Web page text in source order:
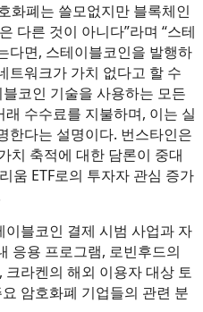
화폐는 쓸모없지만 블록체인
다른 것이 아니다”라며 “스테
다면, 스테이블코인을 발행하
트워크가 가치 없다고 할 수
코인 기술을 사용하는 모든
수수료를 지불하며, 이는 실
한다는 설명이다. 번스타인은
치 축적에 대한 담론이 중대
움 ETF로의 투자자 관심 증가
블코인 결제 시범 사업과 자
응용 프로그램, 로빈후드의
크라켄의 해외 이용자 대상 토
암호화폐 기업들의 관련 분